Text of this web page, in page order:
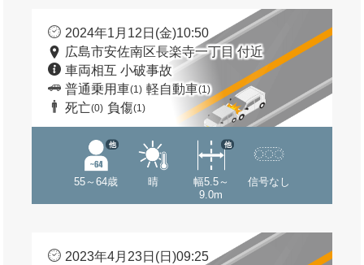
2024年1月12日(金)10:50
広島市安佐南区長楽寺一丁目 付近
車両相互 小破事故
普通乗用車(1) 軽自動車(1)
死亡(0) 負傷(1)
55～64歳
他
晴
幅5.5～
9.0m
他
信号なし
2023年4月23日(日)09:25